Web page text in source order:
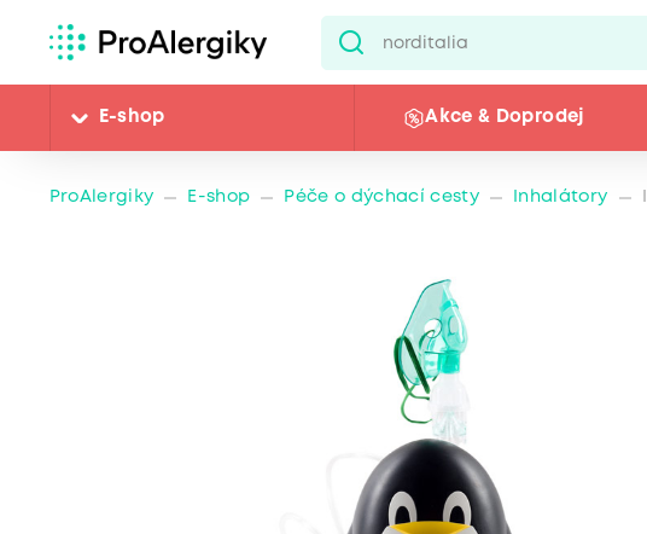
E-shop Akce & Doprodej
ProAlergiky E-shop Péče o dýchací cesty Inhalátory